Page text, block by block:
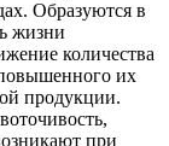
Образуются в
жизни
количества
их
продукции.
при